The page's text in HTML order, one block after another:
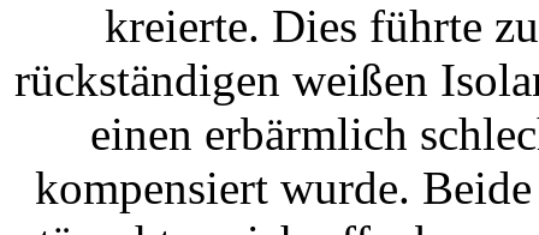
kreierte. Dies führte
rückständigen weißen
einen erbärmlich
kompensiert wurde.